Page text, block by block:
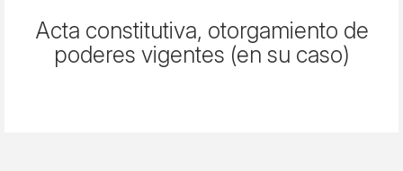
Acta constitutiva, otorgamiento de
poderes vigentes (en su caso)